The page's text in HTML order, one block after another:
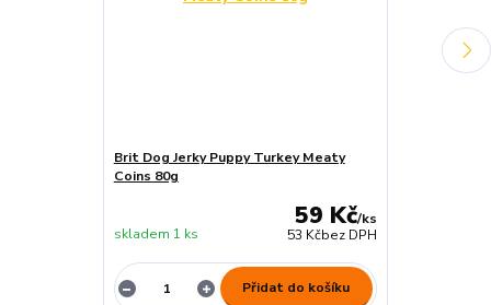
Brit Dog Jerky Puppy Turkey Meaty
Coins 80g
59 Kč/ks
53 Kčbez DPH
skladem 1 ks
Přidat do košíku